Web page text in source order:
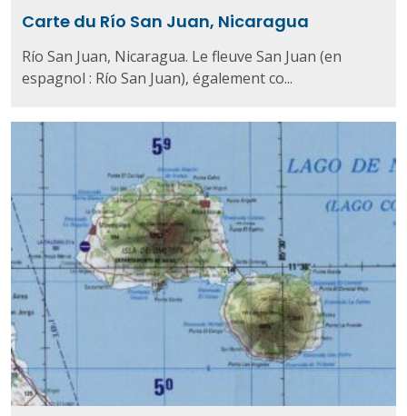
Carte du Río San Juan, Nicaragua
Río San Juan, Nicaragua. Le fleuve San Juan (en
espagnol : Río San Juan), également co...